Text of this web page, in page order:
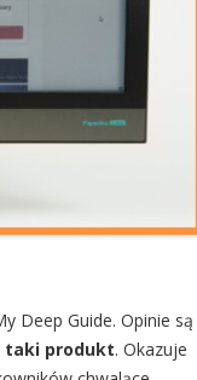
Deep Guide. Opinie są
taki produkt. Okazuje